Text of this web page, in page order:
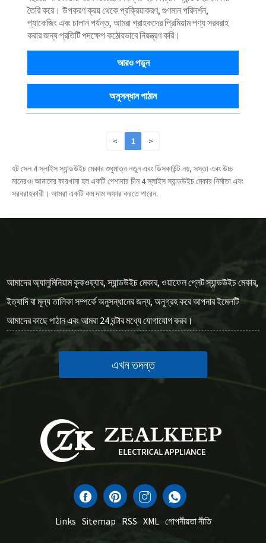
তৈরি করে। উপকরণ ক্রয় থেকে প্রক্রিয়াকরণ, গুণমান পরিদর্শন,
প্যাকেজিং এবং চালান পর্যন্ত, আমরা গ্রাহকদের প্রিমিয়াম পণ্য সরবরাহ
করার জন্য প্রতিটি পদক্ষেপ কঠোরভাবে নিয়ন্ত্রণ করি।
আরও পড়ুন
অনুসন্ধান পাঠান
< 1 >
হট সেল 4 স্লাইস স্যান্ডউইচ মেকার শুধুমাত্র নতুন এবং ডিসকাউন্ট নয়, সস্তা এবং উচ্চ
মানেরও৷ আমাদের কারখানা হল একটি পেশাদার চীন 4 স্লাইস স্যান্ডউইচ মেকার নির্মাতা এবং
সরবরাহকারী। আমরা একটি কম দাম অফার করতে পারেন.
আমাদের অ্যালুমিনিয়াম কুকওয়্যার, স্যান্ডউইচ মেকার, ওয়াফেল প্লেট স্যান্ডউইচ মেকার,
ইত্যাদি বা মূল্য তালিকা সম্পর্কে অনুসন্ধানের জন্য, অনুগ্রহ করে আপনার ইমেলটি
আমাদের কাছে পাঠান এবং আমরা 24 ঘন্টার মধ্যে যোগাযোগ করব।
এখন তদন্ত
Links Sitemap RSS XML গোপনীয়তা নীতি